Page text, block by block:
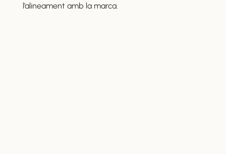
l’alineament amb la marca.